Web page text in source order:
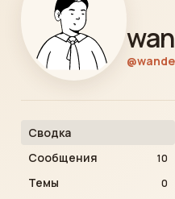
Сводка
Сообщения
10
Темы 0